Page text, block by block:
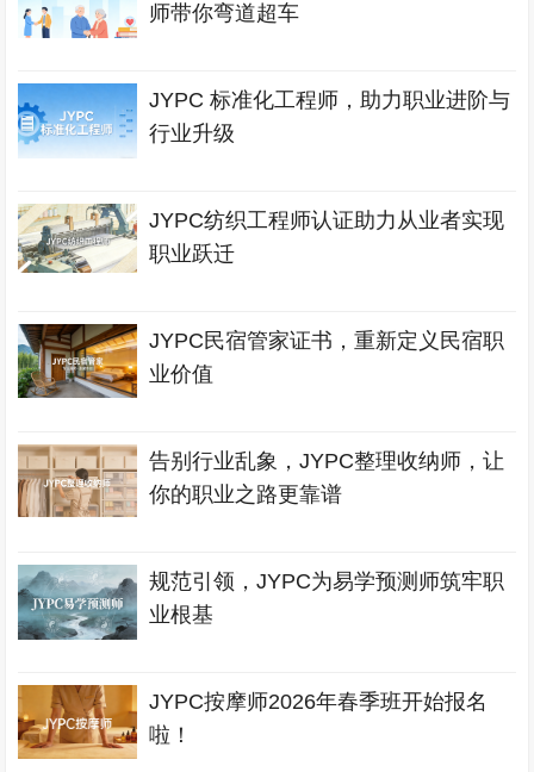
师带你弯道超车
JYPC 标准化工程师，助力职业进阶与
行业升级
JYPC纺织工程师认证助力从业者实现
职业跃迁
JYPC民宿管家证书，重新定义民宿职
业价值
告别行业乱象，JYPC整理收纳师，让
你的职业之路更靠谱
规范引领，JYPC为易学预测师筑牢职
业根基
JYPC按摩师2026年春季班开始报名
啦！